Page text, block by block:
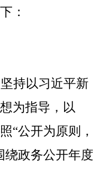
：
持以习近平新
为指导，以
“公开为原则，
绕政务公开年度